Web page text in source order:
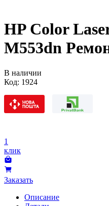
HP Color
M553dn
В наличии
Код: 1924
1
клик
Заказать
Описание